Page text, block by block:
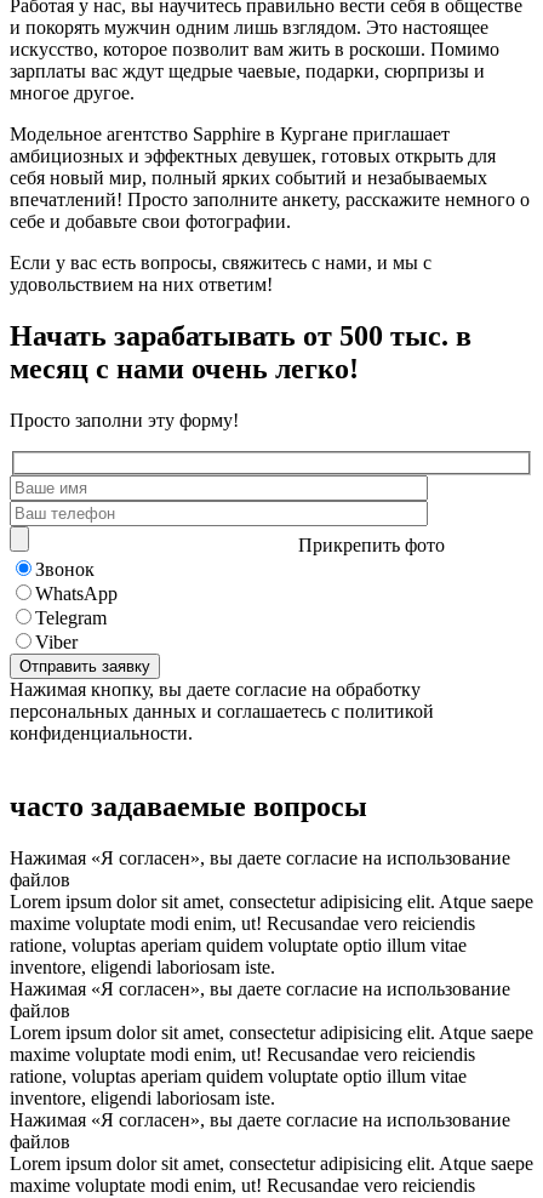
Работая у нас, вы научитесь правильно вести себя в обществе
и покорять мужчин одним лишь взглядом. Это настоящее
искусство, которое позволит вам жить в роскоши. Помимо
зарплаты вас ждут щедрые чаевые, подарки, сюрпризы и
многое другое.
Модельное агентство Sapphire в Кургане приглашает
амбициозных и эффектных девушек, готовых открыть для
себя новый мир, полный ярких событий и незабываемых
впечатлений! Просто заполните анкету, расскажите немного о
себе и добавьте свои фотографии.
Если у вас есть вопросы, свяжитесь с нами, и мы с
удовольствием на них ответим!
Начать зарабатывать от 500 тыс. в
месяц с нами очень легко!
Просто заполни эту форму!
Прикрепить фото
Звонок
WhatsApp
Telegram
Viber
Нажимая кнопку, вы даете согласие на обработку
персональных данных и соглашаетесь с политикой
конфиденциальности.
часто задаваемые вопросы
Нажимая «Я согласен», вы даете согласие на использование
файлов
Lorem ipsum dolor sit amet, consectetur adipisicing elit. Atque saepe
maxime voluptate modi enim, ut! Recusandae vero reiciendis
ratione, voluptas aperiam quidem voluptate optio illum vitae
inventore, eligendi laboriosam iste.
Нажимая «Я согласен», вы даете согласие на использование
файлов
Lorem ipsum dolor sit amet, consectetur adipisicing elit. Atque saepe
maxime voluptate modi enim, ut! Recusandae vero reiciendis
ratione, voluptas aperiam quidem voluptate optio illum vitae
inventore, eligendi laboriosam iste.
Нажимая «Я согласен», вы даете согласие на использование
файлов
Lorem ipsum dolor sit amet, consectetur adipisicing elit. Atque saepe
maxime voluptate modi enim, ut! Recusandae vero reiciendis